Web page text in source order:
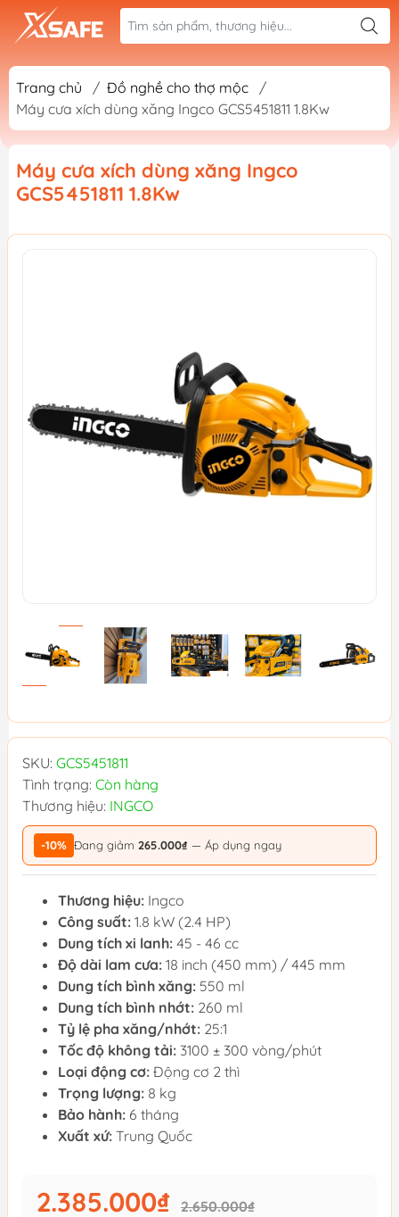
Trang chủ / Đồ nghề cho thợ mộc
/
Máy cưa xích dùng xăng Ingco GCS5451811 1.8Kw
Máy cưa xích dùng xăng Ingco
GCS5451811 1.8Kw
SKU: GCS5451811
Tình trạng: Còn hàng
Thương hiệu: INGCO
-10% Đang giảm 265.000₫ — Áp dụng ngay
Thương hiệu: Ingco
Công suất: 1.8 kW (2.4 HP)
Dung tích xi lanh: 45 - 46 cc
Độ dài lam cưa: 18 inch (450 mm) / 445 mm
Dung tích bình xăng: 550 ml
Dung tích bình nhớt: 260 ml
Tỷ lệ pha xăng/nhớt: 25:1
Tốc độ không tải: 3100 ± 300 vòng/phút
Loại động cơ: Động cơ 2 thì
Trọng lượng: 8 kg
Bảo hành: 6 tháng
Xuất xứ: Trung Quốc
2.385.000₫ 2.650.000₫